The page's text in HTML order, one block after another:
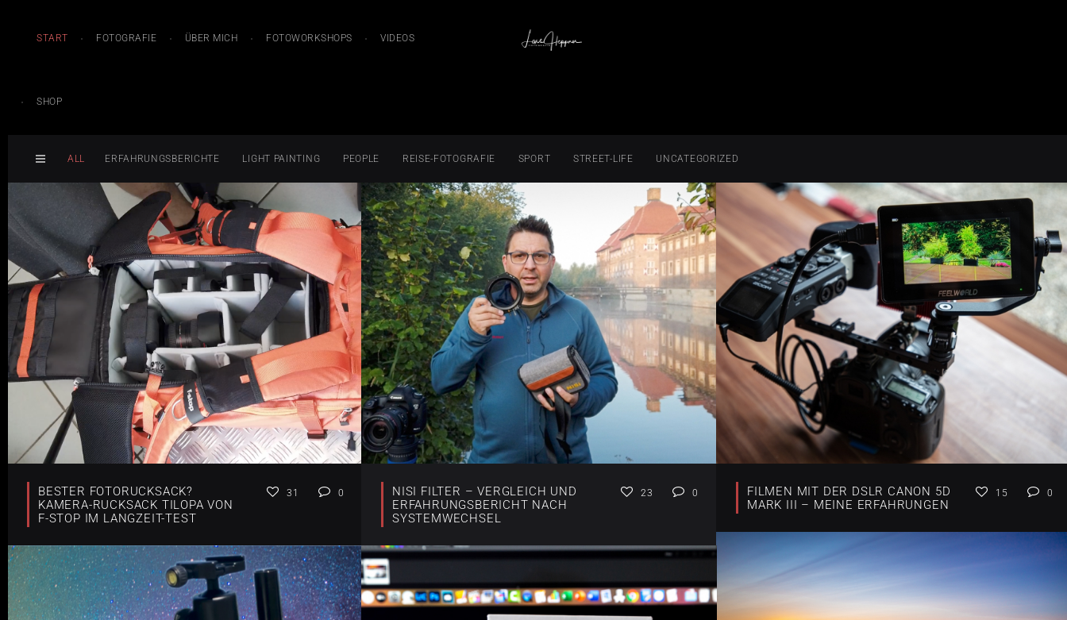
START FOTOGRAFIE ÜBER MICH FOTOWORKSHOPS VIDEOS
SHOP
ALL ERFAHRUNGSBERICHTE LIGHT PAINTING PEOPLE REISE-FOTOGRAFIE SPORT STREET-LIFE UNCATEGORIZED
BESTER FOTORUCKSACK?
KAMERA-RUCKSACK TILOPA VON
F-STOP IM LANGZEIT-TEST
31 0
NISI FILTER – VERGLEICH UND
ERFAHRUNGSBERICHT NACH
SYSTEMWECHSEL
23 0
FILMEN MIT DER DSLR CANON 5D
MARK III – MEINE ERFAHRUNGEN
15 0